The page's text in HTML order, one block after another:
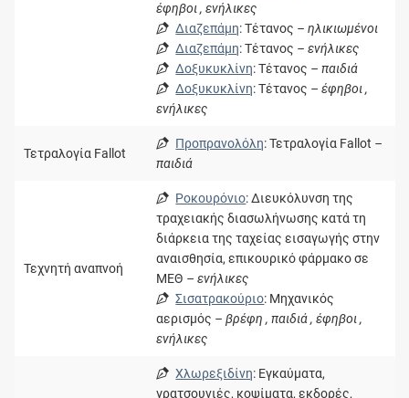
έφηβοι , ενήλικες
Διαζεπάμη: Τέτανος – ηλικιωμένοι
Διαζεπάμη: Τέτανος – ενήλικες
Δοξυκυκλίνη: Τέτανος – παιδιά
Δοξυκυκλίνη: Τέτανος – έφηβοι ,
ενήλικες
Τετραλογία Fallot
Προπρανολόλη: Τετραλογία Fallot –
παιδιά
Τεχνητή αναπνοή
Ροκουρόνιο: Διευκόλυνση της
τραχειακής διασωλήνωσης κατά τη
διάρκεια της ταχείας εισαγωγής στην
αναισθησία, επικουρικό φάρμακο σε
ΜΕΘ – ενήλικες
Σισατρακούριο: Μηχανικός
αερισμός – βρέφη , παιδιά , έφηβοι ,
ενήλικες
Χλωρεξιδίνη: Εγκαύματα,
γρατσουνιές, κοψίματα, εκδορές,